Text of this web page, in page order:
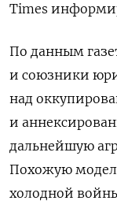
Times
По данным
и союзники
над
и
дальнейшую
Похожую
холодной